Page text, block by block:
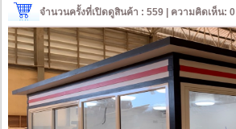
จำนวนครั้งที่เปิดดูสินค้า : 559 | ความคิดเห็น: 0